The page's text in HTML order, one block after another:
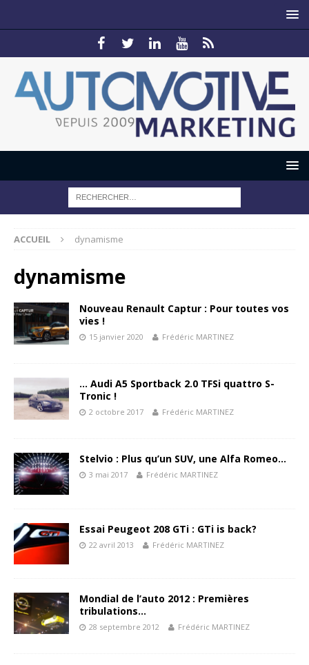
ACCUEIL dynamisme
dynamisme
Nouveau Renault Captur : Pour toutes vos
vies !
15 janvier 2020 Frédéric MARTINEZ
… Audi A5 Sportback 2.0 TFSi quattro S-
Tronic !
2 octobre 2017 Frédéric MARTINEZ
Stelvio : Plus qu’un SUV, une Alfa Romeo…
3 mai 2017 Frédéric MARTINEZ
Essai Peugeot 208 GTi : GTi is back?
22 avril 2013 Frédéric MARTINEZ
Mondial de l’auto 2012 : Premières
tribulations…
28 septembre 2012 Frédéric MARTINEZ